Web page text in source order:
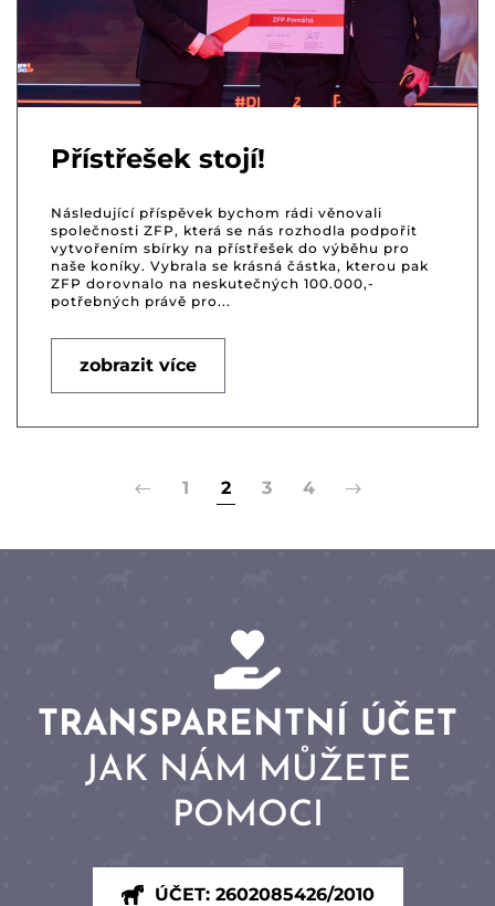
Přístřešek stojí!
Následující příspěvek bychom rádi věnovali
společnosti ZFP, která se nás rozhodla podpořit
vytvořením sbírky na přístřešek do výběhu pro
naše koníky. Vybrala se krásná částka, kterou pak
ZFP dorovnalo na neskutečných 100.000,-
potřebných právě pro...
zobrazit více
1 2 3 4
TRANSPARENTNÍ ÚČET
JAK NÁM MŮŽETE
POMOCI
ÚČET: 2602085426/2010